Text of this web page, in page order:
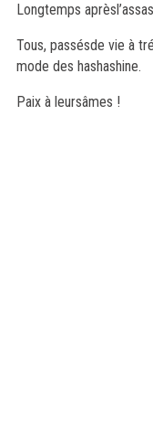
Longtemps
Tous, passésde vie à
mode des hashashine.
Paix à leursâmes !